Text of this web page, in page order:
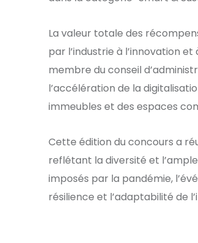
La valeur totale des
par l’industrie à l’innovation
membre du conseil
l’accélération de la
immeubles et des espaces
Cette édition du concours a
reflétant la diversité et
imposés par la pandémie,
résilience et l’adaptabilité de